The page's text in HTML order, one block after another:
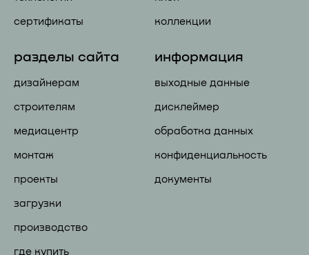
сертификаты коллекции
разделы сайта
дизайнерам
строителям
медиацентр
монтаж
проекты
загрузки
производство
где купить
информация
выходные данные
дисклеймер
обработка данных
конфиденциальность
документы